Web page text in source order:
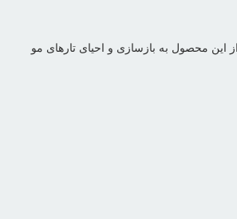
این محصول به بازسازی و احیای تارهای مو